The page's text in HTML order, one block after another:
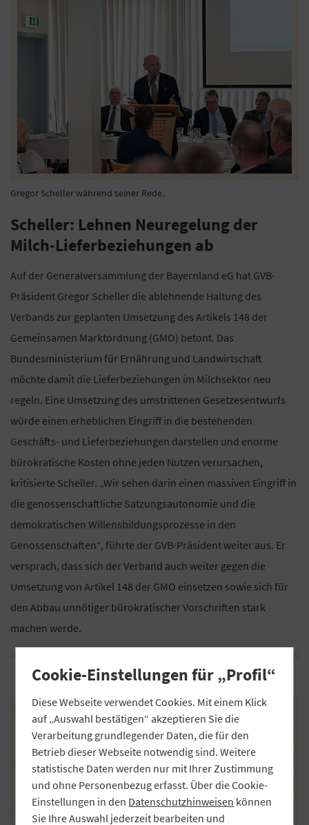
Gregor Scheller während seiner Rede.
Scheller: Lehnen Neuregelung der
Milch-Lieferbeziehungen ab
Auf der Generalversammlung der Bayernland eG hat GVB-
Präsident Gregor Scheller die ablehnende Haltung des
Verbands zur geplanten Umsetzung des Artikels 148 der
Gemeinsamen Marktordnung (GMO) betont. Das
Bundesministerium für Ernährung und Landwirtschaft
möchte damit die Lieferbeziehungen im Milchsektor neu
regeln. Eine Umsetzung des umstrittenen Gesetzesentwurfs
würde einen erheblichen Eingriff in die bestehenden
Geschäfts- und Lieferbeziehungen darstellen und enorme
bürokratische Kosten ohne jeden Nutzen verursachen,
kritisierte Scheller. „Wir sehen darin einen massiven Eingriff in
die genossenschaftliche Satzungsautonomie und die
demokratischen Willensbildungsprozesse in den
Genossenschaften“, führte der GVB-Präsident weiter aus. Er
versprach, dass sich der Verband auch weiter gegen die
Umsetzung von Artikel 148 der GMO einsetzen sowie sich für
den Abbau unnötiger bürokratischer Vorschriften stark
machen werde.
Cookie-Einstellungen für „Profil“
Diese Webseite verwendet Cookies. Mit einem Klick
auf „Auswahl bestätigen“ akzeptieren Sie die
Verarbeitung grundlegender Daten, die für den
Betrieb dieser Webseite notwendig sind. Weitere
statistische Daten werden nur mit Ihrer Zustimmung
und ohne Personenbezug erfasst. Über die Cookie-
Einstellungen in den Datenschutzhinweisen können
Sie Ihre Auswahl jederzeit bearbeiten und